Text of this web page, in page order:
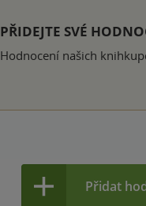
PŘIDEJTE SVÉ
Hodnocení našich
Přidat